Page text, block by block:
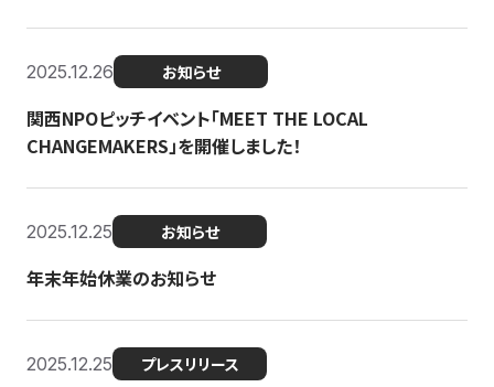
2025.12.26 お知らせ
関西NPOピッチイベント「MEET THE LOCAL
CHANGEMAKERS」を開催しました！
2025.12.25 お知らせ
年末年始休業のお知らせ
2025.12.25 プレスリリース